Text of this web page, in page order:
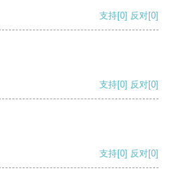
支持[0] 反对[0]
支持[0] 反对[0]
支持[0] 反对[0]